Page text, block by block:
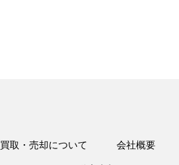
買取・売却について 会社概要